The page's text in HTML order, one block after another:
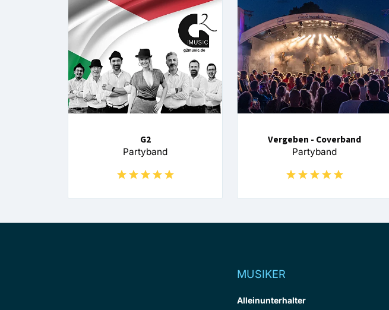
G2
Partyband
Vergeben - Coverband
Partyband
MUSIKER
Alleinunterhalter